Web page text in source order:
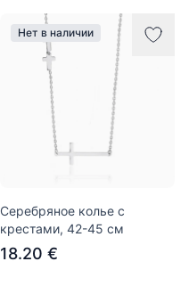
Нет в наличии
Серебряное колье с
крестами, 42-45 см
18.20 €